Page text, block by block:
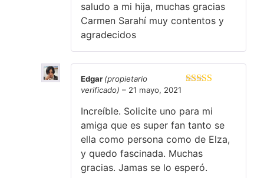
saludo a mi hija, muchas gracias
Carmen Sarahí muy contentos y
agradecidos
Edgar(propietario
verificado) – 21 mayo, 2021
Increíble. Solicite uno para mi
amiga que es super fan tanto se
ella como persona como de Elza,
y quedo fascinada. Muchas
gracias. Jamas se lo esperó.